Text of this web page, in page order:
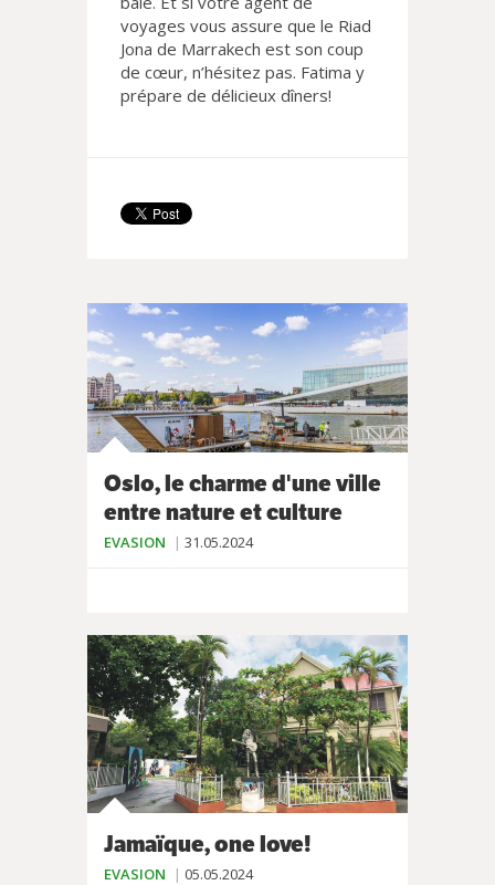
voyages vous assure que le Riad
Jona de Marrakech est son coup
de cœur, n’hésitez pas. Fatima y
prépare de délicieux dîners!
Oslo, le charme d'une ville
entre nature et culture
EVASION 31.05.2024
Jamaïque, one love!
EVASION 05.05.2024